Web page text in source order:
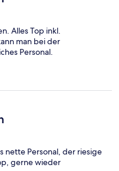
Alles Top inkl.
man bei der
Personal.
nette Personal, der riesige
gerne wieder